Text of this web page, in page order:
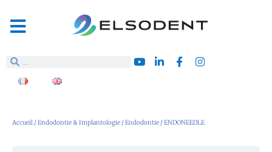
Accueil /Endodontie & Implantologie /Endodontie / ENDONEEDLE